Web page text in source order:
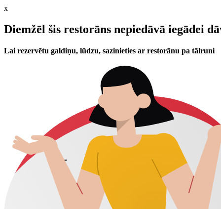
x
Diemžēl šis restorāns nepiedāvā iegādei
Lai rezervētu galdiņu, lūdzu, sazinieties ar restorānu pa tālruni